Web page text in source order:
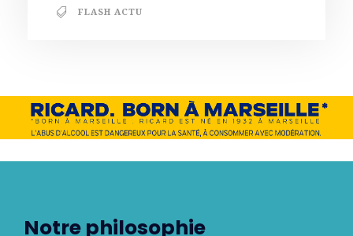
FLASH ACTU
Notre philosophie